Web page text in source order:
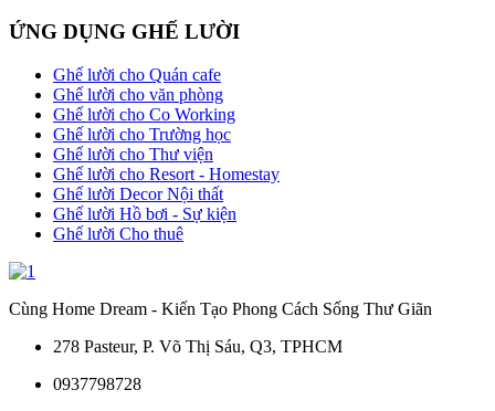
ỨNG DỤNG GHẾ LƯỜI
Ghế lười cho Quán cafe
Ghế lười cho văn phòng
Ghế lười cho Co Working
Ghế lười cho Trường học
Ghế lười cho Thư viện
Ghế lười cho Resort - Homestay
Ghế lười Decor Nội thất
Ghế lười Hồ bơi - Sự kiện
Ghế lười Cho thuê
Cùng Home Dream - Kiến Tạo Phong Cách Sống Thư Giãn
278 Pasteur, P. Võ Thị Sáu, Q3, TPHCM
0937798728